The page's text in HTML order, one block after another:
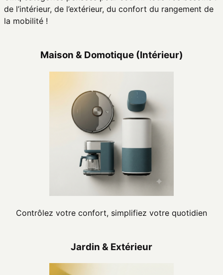
de l’intérieur, de l’extérieur, du confort du rangement de
la mobilité !
Maison & Domotique (Intérieur)
Contrôlez votre confort, simplifiez votre quotidien
Jardin & Extérieur